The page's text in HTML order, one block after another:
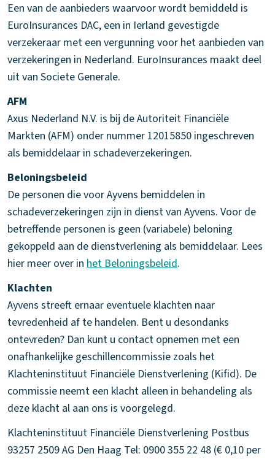
Een van de aanbieders waarvoor wordt bemiddeld is
EuroInsurances DAC, een in Ierland gevestigde
verzekeraar met een vergunning voor het aanbieden van
verzekeringen in Nederland. EuroInsurances maakt deel
uit van Societe Generale.
AFM
Axus Nederland N.V. is bij de Autoriteit Financiële
Markten (AFM) onder nummer 12015850 ingeschreven
als bemiddelaar in schadeverzekeringen.
Beloningsbeleid
De personen die voor Ayvens bemiddelen in
schadeverzekeringen zijn in dienst van Ayvens. Voor de
betreffende personen is geen (variabele) beloning
gekoppeld aan de dienstverlening als bemiddelaar. Lees
hier meer over in het Beloningsbeleid.
Klachten
Ayvens streeft ernaar eventuele klachten naar
tevredenheid af te handelen. Bent u desondanks
ontevreden? Dan kunt u contact opnemen met een
onafhankelijke geschillencommissie zoals het
Klachteninstituut Financiële Dienstverlening (Kifid). De
commissie neemt een klacht alleen in behandeling als
deze klacht al aan ons is voorgelegd.
Klachteninstituut Financiële Dienstverlening Postbus
93257 2509 AG Den Haag Tel: 0900 355 22 48 (€ 0,10 per